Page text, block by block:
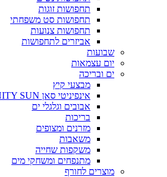
תחפושות זוגות
תחפושות סט משפחתי
תחפושות צנועות
אביזרים לתחפושות
שבועות
יום עצמאות
ים ובריכה
מבצעי קיץ
אינפיניטי סאן INFINITY SUN
אבובים וגלגלי ים
בריכות
מזרנים ומצופים
משאבות
משקפות שחייה
מתנפחים ומשחקי מים
מוצרים לחורף